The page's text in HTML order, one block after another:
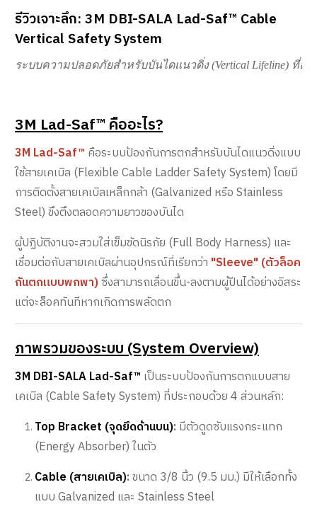
รีวิวเจาะลึก: 3M DBI-SALA Lad-Saf™ Cable
Vertical Safety System
ระบบความปลอดภัยสำหรับบันไดแนวดิ่ง (Vertical Lifeline) ที่ออ
3M Lad-Saf™ คืออะไร?
3M Lad-Saf™ คือระบบป้องกันการตกสำหรับบันไดแนวดิ่งแบบ
ใช้สายเคเบิล (Flexible Cable Ladder Safety System) โดยมี
การติดตั้งสายเคเบิลเหล็กกล้า (Galvanized หรือ Stainless
Steel) ขึงตึงตลอดความยาวของบันได
ผู้ปฏิบัติงานจะสวมใส่เข็มขัดนิรภัย (Full Body Harness) และ
เชื่อมต่อกับสายเคเบิลผ่านอุปกรณ์ที่เรียกว่า "Sleeve" (ตัวล็อค
กันตกแบบพกพา)ซึ่งสามารถเลื่อนขึ้น-ลงตามผู้ปีนได้อย่างอิสระ
แต่จะล็อคทันทีหากเกิดการพลัดตก
ภาพรวมของระบบ (System Overview)
3M DBI-SALA Lad-Saf™ เป็นระบบป้องกันการตกแบบสาย
เคเบิล (Cable Safety System) ที่ประกอบด้วย 4 ส่วนหลัก:
Top Bracket (จุดยึดด้านบน): มีตัวดูดซับแรงกระแทก
(Energy Absorber) ในตัว
Cable (สายเคเบิล):ขนาด 3/8 นิ้ว (9.5 มม.) มีให้เลือกทั้ง
แบบ Galvanized และ Stainless Steel